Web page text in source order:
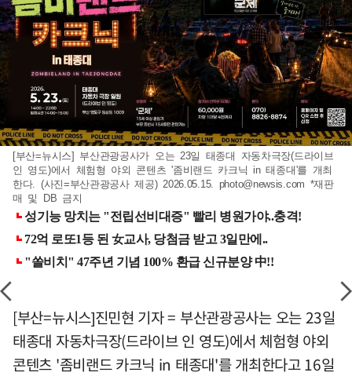
[부산=뉴시스] 부산관광공사가 오는 23일 태종대 자동차극장(드라이브
인 영도)에서 체험형 야외 콘텐츠 '좀비랜드 카크닉 in 태종대'를 개최
한다. (사진=부산관광공사 제공) 2026.05.15. photo@newsis.com *재판
매 및 DB 금지
[부산=뉴시스]진민현 기자 = 부산관광공사는 오는 23일
태종대 자동차극장(드라이브 인 영도)에서 체험형 야외
콘텐츠 '좀비랜드 카크닉 in 태종대'를 개최한다고 16일